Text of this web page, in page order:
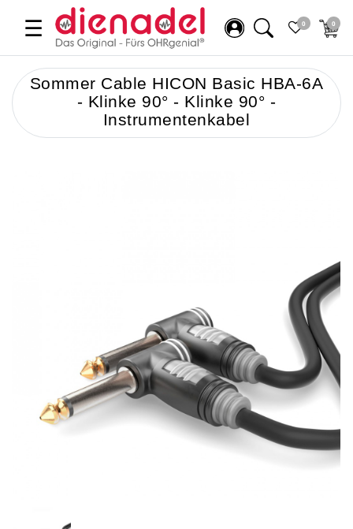
☰ 0 0
Sommer Cable HICON Basic HBA-6A
- Klinke 90° - Klinke 90° -
Instrumentenkabel